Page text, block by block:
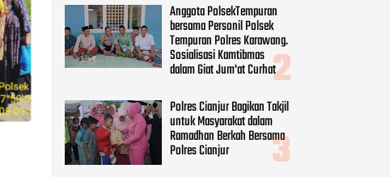
Anggota PolsekTempuran
bersama Personil Polsek
Tempuran Polres Karawang.
Sosialisasi Kamtibmas
dalam Giat Jum'at Curhat
Polres Cianjur Bagikan Takjil
untuk Masyarakat dalam
Ramadhan Berkah Bersama
Polres Cianjur